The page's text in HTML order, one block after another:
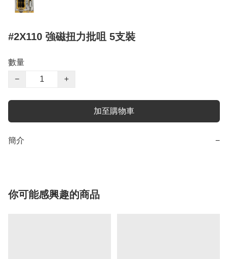
#2X110 強磁扭力批咀 5支裝
數量
−
+
加至購物車
簡介 −
你可能感興趣的商品